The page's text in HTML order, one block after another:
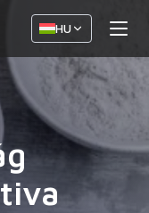
HU